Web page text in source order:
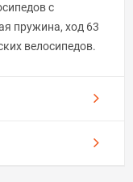
с
пружина, ход 63
велосипедов.